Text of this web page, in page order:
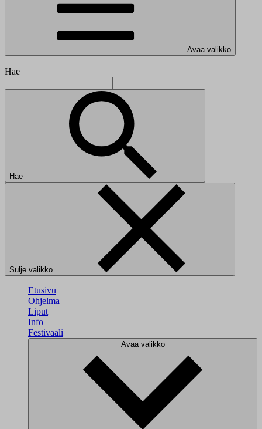
Avaa valikko
Hae
Hae
Sulje valikko
Etusivu
Ohjelma
Liput
Info
Festivaali
Avaa valikko